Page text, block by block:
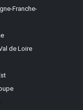
Franche-
de Loire